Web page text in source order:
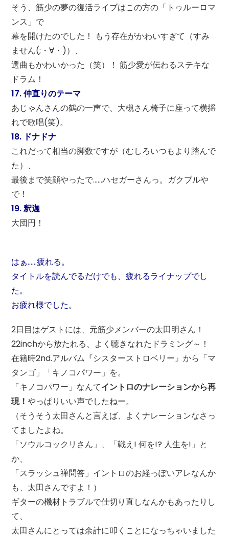
そう、筋少の夢の復活ライブはこの方の「トゥルーロマ
ンス」で
幕を開けたのでした！ もう存在がかわいすぎて（すみ
ません(;・∀・)）、
選曲もかわいかった（笑）！ 筋少愛が伝わるステキな
ドラム！
17. 仲直りのテーマ
あじゃんさんの鶴の一声で、大槻さん椅子に座って横揺
れで歌唱(笑)。
18. ドナドナ
これだって相当の脚数ですが（むしろいつもより踏んで
た）、
最後まで笑顔やったで……ハセガーさんっ。ガクブルや
で！
19. 釈迦
大団円！
はぁ……疲れる。
タイトルを読んでるだけでも、疲れるライナップでし
た。
お疲れ様でした。
2日目はゲストには、元筋少メンバーの太田明さん！
22inchから放たれる、よく聴きなれたドラミング～！
在籍時2nd.アルバム『シスターストロベリー』から「マ
タンゴ」「キノコパワー」を。
「キノコパワー」なんてイントロのナレーションから再
現！やっぱりいい声でしたねー。
（そうそう太田さんと言えば、よくナレーションなさっ
てましたよね。
「ソウルコックリさん」、「戦え! 何を!? 人生を!」と
か、
「スラッシュ禅問答」イントロのお経っぽいアレなんか
も、太田さんですよ！）
ギターの機材トラブルで仕切り直しなんかもあったりし
て、
太田さんにとっては余計に叩くことになっちゃいました